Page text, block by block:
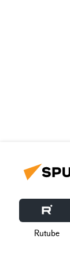
Rutube